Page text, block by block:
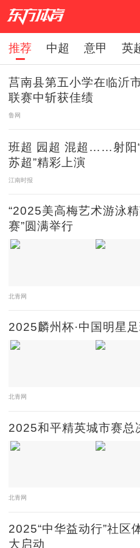
推荐 中超 意甲 英
下
莒南县第五小学在临沂
联赛中斩获佳绩
鲁网
班超 园超 混超……射阳
苏超”精彩上演
江南时报
“2025美高梅艺术游泳
赛”圆满举行
北青网
2025麟州杯·中国明星
北青网
2025和平精英城市赛总
北青网
2025“中华益动行”社区
大启动